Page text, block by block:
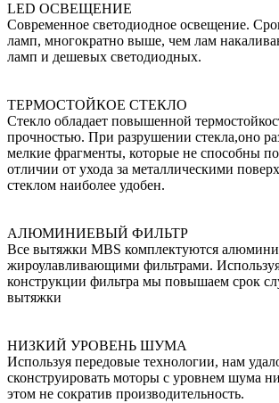
LED ОСВЕЩЕНИЕ
Современное светодиодное освещение.
ламп, многократно выше, чем лам
ламп и дешевых светодиодных.
ТЕРМОСТОЙКОЕ СТЕКЛО
Стекло обладает повышенной
прочностью. При разрушении стекла,оно
мелкие фрагменты, которые не способны
отличии от ухода за металлическими
стеклом наиболее удобен.
АЛЮМИНИЕВЫЙ ФИЛЬТР
Все вытяжки MBS комплектуются
жироулавливающими фильтрами.
конструкции фильтра мы повышаем срок
вытяжки
НИЗКИЙ УРОВЕНЬ ШУМА
Используя передовые технологии, нам
сконструировать моторы с уровнем шума
этом не сократив производительность.